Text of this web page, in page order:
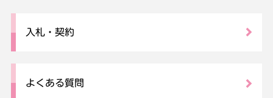
入札・契約
よくある質問